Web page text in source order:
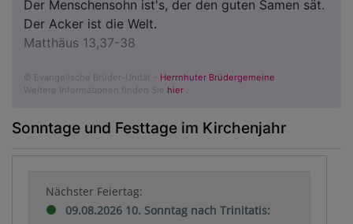
Der Menschensohn ist's, der den guten Samen sät.
Der Acker ist die Welt.
Matthäus 13,37-38
© Evangelische Brüder-Unität – Herrnhuter Brüdergemeine
Weitere Informationen finden Sie hier
Sonntage und Festtage im Kirchenjahr
Nächster Feiertag:
09.08.2026 10. Sonntag nach Trinitatis: